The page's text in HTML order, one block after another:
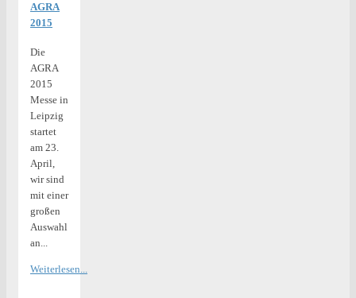
AGRA
2015
Die
AGRA
2015
Messe in
Leipzig
startet
am 23.
April,
wir sind
mit einer
großen
Auswahl
an...
Weiterlesen...